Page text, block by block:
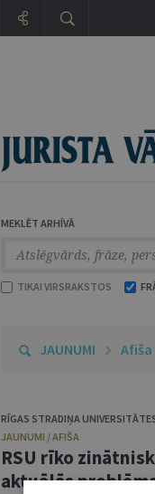
MEKLĒT ARHĪVĀ
TIKAI VIRSRAKSTOS
JAUNUMI Afiša
RĪGAS STRADIŅA
JAUNUMI / AFIŠA
RSU rīko
aktuālās